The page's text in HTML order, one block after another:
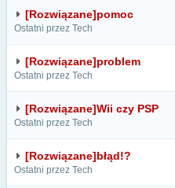
[Rozwiązane]pomoc
Ostatni przez Tech
[Rozwiązane]problem
Ostatni przez Tech
[Rozwiązane]Wii czy PSP
Ostatni przez Tech
[Rozwiązane]błąd!?
Ostatni przez Tech